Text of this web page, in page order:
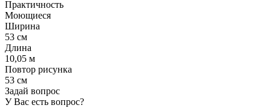
Практичность
Моющиеся
Ширина
53 см
Длина
10,05 м
Повтор рисунка
53 см
Задай вопрос
У Вас есть вопрос?